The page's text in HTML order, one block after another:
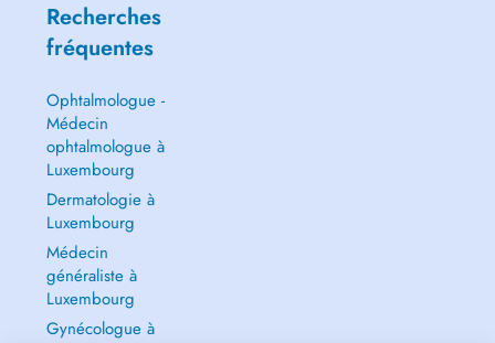
Recherches
fréquentes
Ophtalmologue -
Médecin
ophtalmologue à
Luxembourg
Dermatologie à
Luxembourg
Médecin
généraliste à
Luxembourg
Gynécologue à